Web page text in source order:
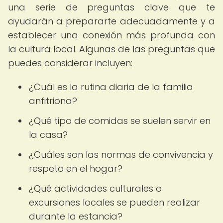
una serie de preguntas clave que te
ayudarán a prepararte adecuadamente y a
establecer una conexión más profunda con
la cultura local. Algunas de las preguntas que
puedes considerar incluyen:
¿Cuál es la rutina diaria de la familia
anfitriona?
¿Qué tipo de comidas se suelen servir en
la casa?
¿Cuáles son las normas de convivencia y
respeto en el hogar?
¿Qué actividades culturales o
excursiones locales se pueden realizar
durante la estancia?